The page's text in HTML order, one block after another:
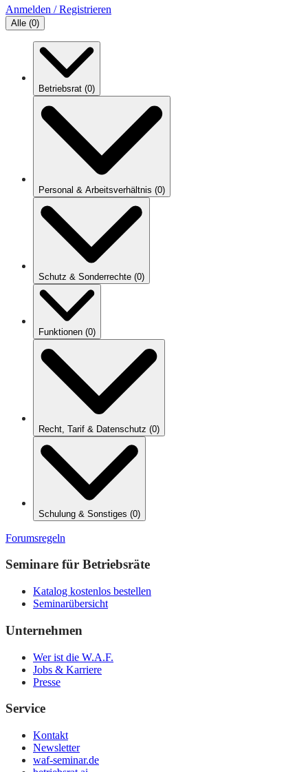
Anmelden / Registrieren
Alle (0)
Betriebsrat (0)
Personal & Arbeitsverhältnis (0)
Schutz & Sonderrechte (0)
Funktionen (0)
Recht, Tarif & Datenschutz (0)
Schulung & Sonstiges (0)
Forumsregeln
Seminare für Betriebsräte
Katalog kostenlos bestellen
Seminarübersicht
Unternehmen
Wer ist die W.A.F.
Jobs & Karriere
Presse
Service
Kontakt
Newsletter
waf-seminar.de